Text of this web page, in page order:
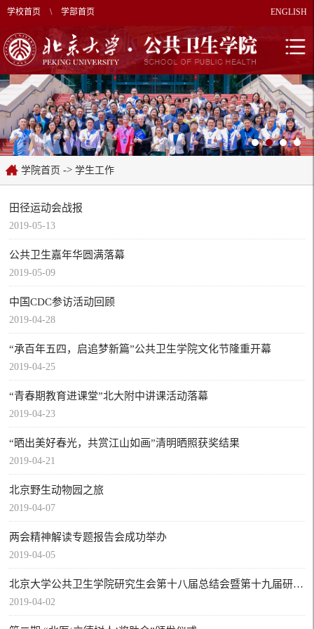
学校首页 \ 学部首页 ENGLISH
学院首页 -> 学生工作
田径运动会战报
2019-05-13
公共卫生嘉年华圆满落幕
2019-05-09
中国CDC参访活动回顾
2019-04-28
“承百年五四，启追梦新篇”公共卫生学院文化节隆重开幕
2019-04-25
“青春期教育进课堂”北大附中讲课活动落幕
2019-04-23
“晒出美好春光，共赏江山如画”清明晒照获奖结果
2019-04-21
北京野生动物园之旅
2019-04-07
两会精神解读专题报告会成功举办
2019-04-05
北京大学公共卫生学院研究生会第十八届总结会暨第十九届研究生会主席团选举大会成功举行
2019-04-02